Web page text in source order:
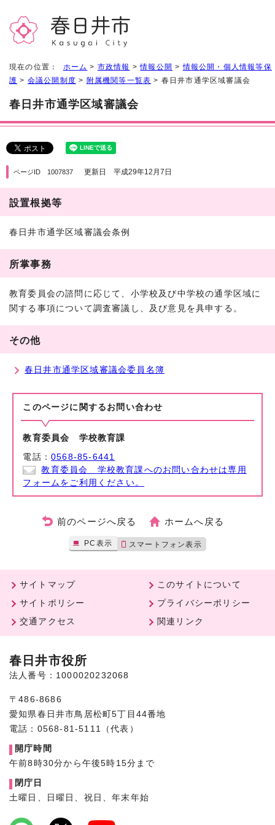
現在の位置： ホーム > 市政情報 >情報公開 >情報公開・個人情報等保
護 > 会議公開制度 > 附属機関等一覧表 > 春日井市通学区域審議会
春日井市通学区域審議会
ページID 1007837 更新日 平成29年12月7日
設置根拠等
春日井市通学区域審議会条例
所掌事務
教育委員会の諮問に応じて、小学校及び中学校の通学区域に
関する事項について調査審議し、及び意見を具申する。
その他
春日井市通学区域審議会委員名簿
このページに関する お問い合わせ
教育委員会 学校教育課
電話：0568-85-6441
教育委員会 学校教育課へのお問い合わせは専用
フォームをご利用ください。
前のページへ戻る ホームへ戻る
PC表示 スマートフォン表示
サイトマップ
このサイトについて
サイトポリシー
プライバシーポリシー
交通アクセス
関連リンク
春日井市役所
法人番号：1000020232068
〒486-8686
愛知県春日井市鳥居松町5丁目44番地
電話：0568-81-5111（代表）
開庁時間
午前8時30分から午後5時15分まで
閉庁日
土曜日、日曜日、祝日、年末年始